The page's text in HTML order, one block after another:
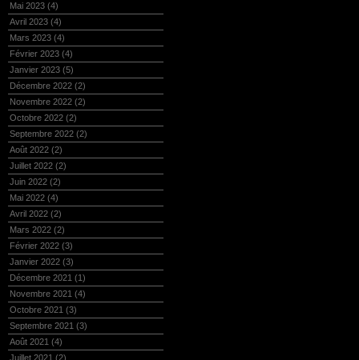
Mai 2023 (4)
Avril 2023 (4)
Mars 2023 (4)
Février 2023 (4)
Janvier 2023 (5)
Décembre 2022 (2)
Novembre 2022 (2)
Octobre 2022 (2)
Septembre 2022 (2)
Août 2022 (2)
Juillet 2022 (2)
Juin 2022 (2)
Mai 2022 (4)
Avril 2022 (2)
Mars 2022 (2)
Février 2022 (3)
Janvier 2022 (3)
Décembre 2021 (1)
Novembre 2021 (4)
Octobre 2021 (3)
Septembre 2021 (3)
Août 2021 (4)
Juillet 2021 (2)